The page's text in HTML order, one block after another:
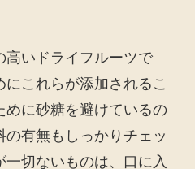
高いドライフルーツで
これらが添加されるこ
めに砂糖を避けているの
有無もしっかりチェッ
切ないものは、口に入